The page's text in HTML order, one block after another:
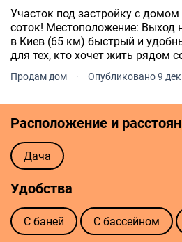
Участок под застройку с домом в
соток! Местоположение: Выход на центральную трассу
в Киев (65 км) быстрый и удобный доезд, идеально
для тех, кто хочет жить рядом
участка лесничество, тишина
Продам дом · Опубликовано 9
Расположение и
Дача
Удобства
С баней С бассейном